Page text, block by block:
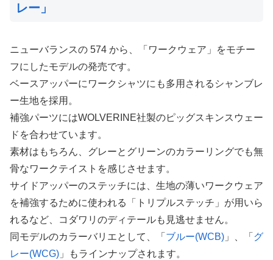
レー」
ニューバランスの 574 から、「ワークウェア」をモチー
フにしたモデルの発売です。
ベースアッパーにワークシャツにも多用されるシャンブレ
ー生地を採用。
補強パーツにはWOLVERINE社製のピッグスキンスウェー
ドを合わせています。
素材はもちろん、グレーとグリーンのカラーリングでも無
骨なワークテイストを感じさせます。
サイドアッパーのステッチには、生地の薄いワークウェア
を補強するために使われる「トリプルステッチ」が用いら
れるなど、コダワリのディテールも見逃せません。
同モデルのカラーバリエとして、「 ブルー(WCB) 」、「 グ
レー(WCG) 」もラインナップされます。